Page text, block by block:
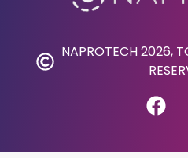
NAPROTECH 2026,